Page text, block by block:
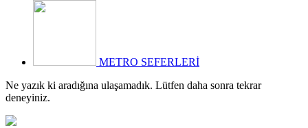
METRO SEFERLERİ
Ne yazık ki aradığına ulaşamadık. Lütfen daha sonra tekrar
deneyiniz.